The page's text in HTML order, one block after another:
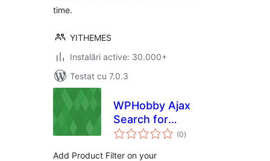
time.
YITHEMES
Instalări active: 30.000+
Testat cu 7.0.3
WPHobby Ajax
Search for
WooCommerce
(0total
aprecieri
)
Add Product Filter on your